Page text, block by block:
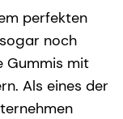
perfekten
noch
Gummis mit
Als eines der